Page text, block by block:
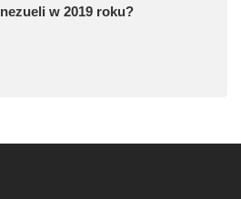
w 2019 roku?